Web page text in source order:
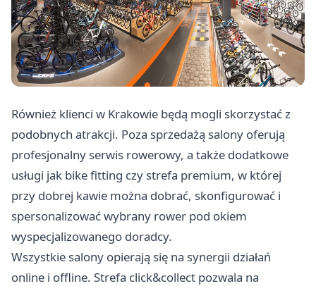
Również klienci w Krakowie będą mogli skorzystać z
podobnych atrakcji. Poza sprzedażą salony oferują
profesjonalny serwis rowerowy, a także dodatkowe
usługi jak bike fitting czy strefa premium, w której
przy dobrej kawie można dobrać, skonfigurować i
spersonalizować wybrany rower pod okiem
wyspecjalizowanego doradcy.
Wszystkie salony opierają się na synergii działań
online i offline. Strefa click&collect pozwala na